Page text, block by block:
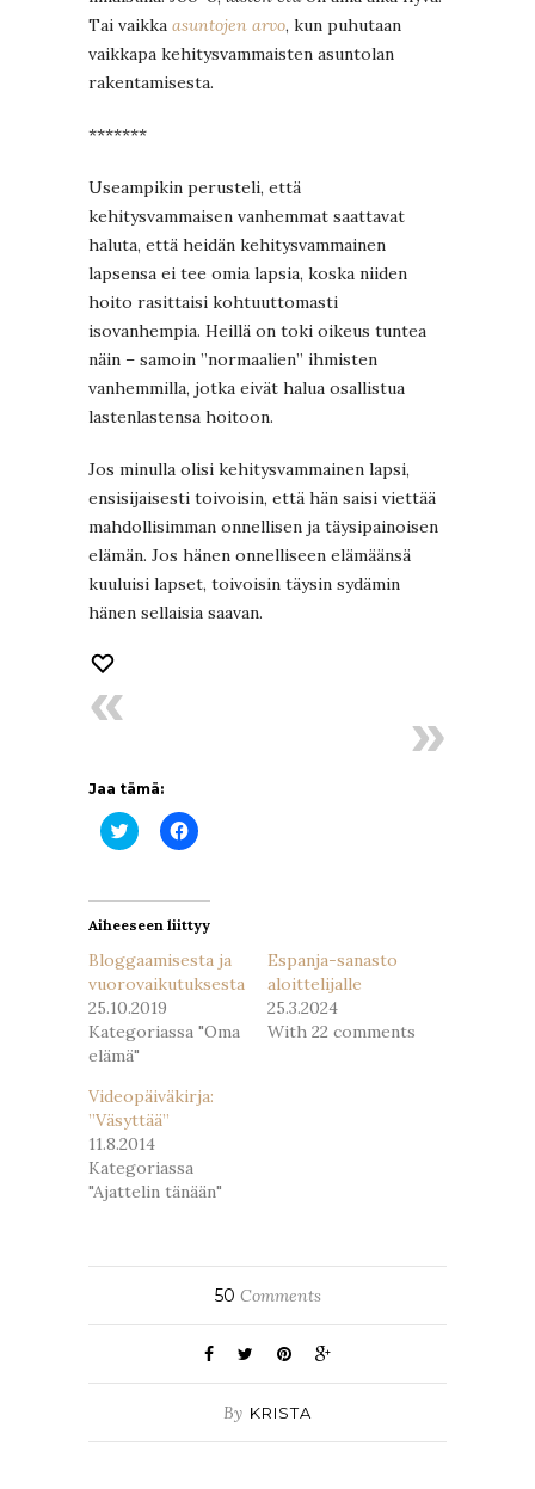
Tai vaikka asuntojen arvo, kun puhutaan
vaikkapa kehitysvammaisten asuntolan
rakentamisesta.
*******
Useampikin perusteli, että
kehitysvammaisen vanhemmat saattavat
haluta, että heidän kehitysvammainen
lapsensa ei tee omia lapsia, koska niiden
hoito rasittaisi kohtuuttomasti
isovanhempia. Heillä on toki oikeus tuntea
näin – samoin ”normaalien” ihmisten
vanhemmilla, jotka eivät halua osallistua
lastenlastensa hoitoon.
Jos minulla olisi kehitysvammainen lapsi,
ensisijaisesti toivoisin, että hän saisi viettää
mahdollisimman onnellisen ja täysipainoisen
elämän. Jos hänen onnelliseen elämäänsä
kuuluisi lapset, toivoisin täysin sydämin
hänen sellaisia saavan.
Jaa tämä:
Jaa
Twitterissä(Avautuu
Jaa
Facebookissa(Avautuu
Aiheeseen liittyy
Bloggaamisesta ja
vuorovaikutuksesta
25.10.2019
Kategoriassa "Oma
elämä"
Espanja-sanasto
aloittelijalle
25.3.2024
With 22 comments
Videopäiväkirja:
”Väsyttää”
11.8.2014
Kategoriassa
"Ajattelin tänään"
50 Comments
By KRISTA